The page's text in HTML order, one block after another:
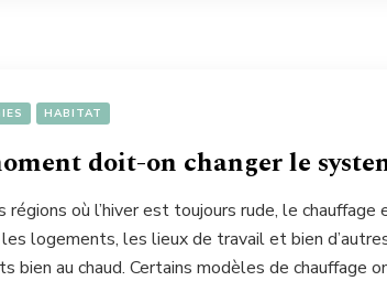
HABITAT
doit-on changer le
régions où l’hiver est toujours rude, le
logements, les lieux de travail et bien
bien au chaud. Certains modèles de chauffage